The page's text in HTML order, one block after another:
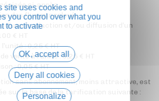
ci-après.
des flux sur relevé :
d’une traduction et/ou diffusion d’un
€ HT
: 0,25 € HT
vente à l’unité : 0,25 € HT
: 0,05 € HT
sans abonnement, moins attractive, est
sur la base de la tarification suivante :
site uses cookies and
you control over what you
to activate
OK, accept all
Deny all cookies
Personalize